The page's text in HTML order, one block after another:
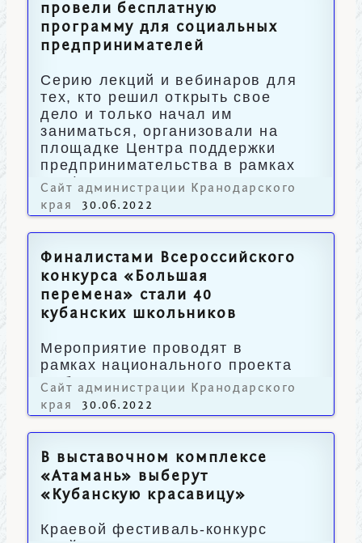
провели бесплатную
программу для социальных
предпринимателей
Серию лекций и вебинаров для
тех, кто решил открыть свое
дело и только начал им
заниматься, организовали на
площадке Центра поддержки
предпринимательства в рамках
профильного нацпроекта.
Сайт администрации Кранодарского
края
30.06.2022
Финалистами Всероссийского
конкурса «Большая
перемена» стали 40
кубанских школьников
Мероприятие проводят в
рамках национального проекта
«Образование».
Сайт администрации Кранодарского
края
30.06.2022
В выставочном комплексе
«Атамань» выберут
«Кубанскую красавицу»
Краевой фестиваль-конкурс